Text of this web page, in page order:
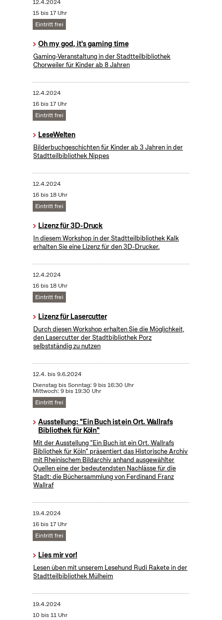
12.4.2024
15 bis 17 Uhr
Eintritt frei
Oh my god, it's gaming time
Gaming-Veranstaltung in der Stadtteilbibliothek
Chorweiler für Kinder ab 8 Jahren
12.4.2024
16 bis 17 Uhr
Eintritt frei
LeseWelten
Bilderbuchgeschichten für Kinder ab 3 Jahren in der
Stadtteilbibliothek Nippes
12.4.2024
16 bis 18 Uhr
Eintritt frei
Lizenz für 3D-Druck
In diesem Workshop in der Stadtteilbibliothek Kalk
erhalten Sie eine Lizenz für den 3D-Drucker.
12.4.2024
16 bis 18 Uhr
Eintritt frei
Lizenz für Lasercutter
Durch diesen Workshop erhalten Sie die Möglichkeit,
den Lasercutter der Stadtbibliothek Porz
selbstständig zu nutzen
12.4. bis9.6.2024
Dienstag bis Sonntag: 9 bis 16:30 Uhr
Mittwoch: 9 bis 19:30 Uhr
Eintritt frei
Ausstellung: "Ein Buch ist ein Ort. Wallrafs
Bibliothek für Köln"
Mit der Ausstellung "Ein Buch ist ein Ort. Wallrafs
Bibliothek für Köln" präsentiert das Historische Archiv
mit Rheinischem Bildarchiv anhand ausgewählter
Quellen eine der bedeutendsten Nachlässe für die
Stadt: die Büchersammlung von Ferdinand Franz
Wallraf
19.4.2024
16 bis 17 Uhr
Eintritt frei
Lies mir vor!
Lesen üben mit unserem Lesehund Rudi Rakete in der
Stadtteilbibliothek Mülheim
19.4.2024
10 bis 11 Uhr